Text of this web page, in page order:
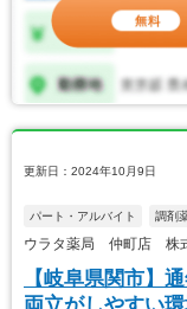
更新日：2024年10月9日
パート・アルバイト 調剤
ウラタ薬局 仲町店 株
【岐阜県関市】
両立がしやすい環